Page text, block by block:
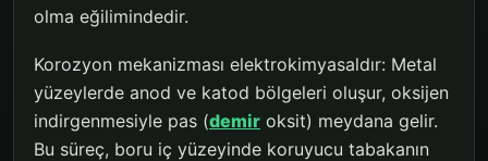
olma eğilimindedir.
Korozyon mekanizması elektrokimyasaldır: Metal
yüzeylerde anod ve katod bölgeleri oluşur, oksijen
indirgenmesiyle pas (demir oksit) meydana gelir.
Bu süreç, boru iç yüzeyinde koruyucu tabakanın